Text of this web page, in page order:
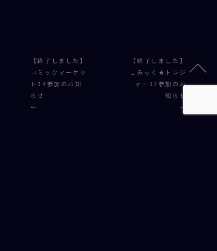
【終了しました】
コミックマーケッ
ト94参加のお知
らせ
←
【終了しました】
こみっく★トレジ
ャー32参加のお
知らせ
→